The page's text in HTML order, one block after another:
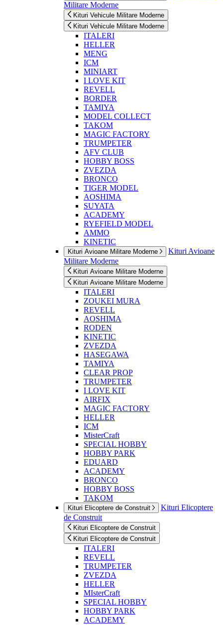
Militare Moderne
Kituri Vehicule Militare Moderne
Kituri Vehicule Militare Moderne
ITALERI
HELLER
MENG
ICM
MINIART
I LOVE KIT
REVELL
BORDER
TAMIYA
MODEL COLLECT
TAKOM
MAGIC FACTORY
TRUMPETER
AFV CLUB
HOBBY BOSS
ZVEZDA
BRONCO
TIGER MODEL
AOSHIMA
SUYATA
ACADEMY
RYEFIELD MODEL
AMMO
KINETIC
Kituri Avioane Militare Moderne
Kituri Avioane
Militare Moderne
Kituri Avioane Militare Moderne
Kituri Avioane Militare Moderne
ITALERI
ZOUKEI MURA
REVELL
AOSHIMA
RODEN
KINETIC
ZVEZDA
HASEGAWA
TAMIYA
CLEAR PROP
TRUMPETER
I LOVE KIT
AIRFIX
MAGIC FACTORY
HELLER
ICM
MisterCraft
SPECIAL HOBBY
HOBBY PARK
EDUARD
ACADEMY
BRONCO
HOBBY BOSS
TAKOM
Kituri Elicoptere de Construit
Kituri Elicoptere
de Construit
Kituri Elicoptere de Construit
Kituri Elicoptere de Construit
ITALERI
REVELL
TRUMPETER
ZVEZDA
HELLER
MIsterCraft
SPECIAL HOBBY
HOBBY PARK
ACADEMY